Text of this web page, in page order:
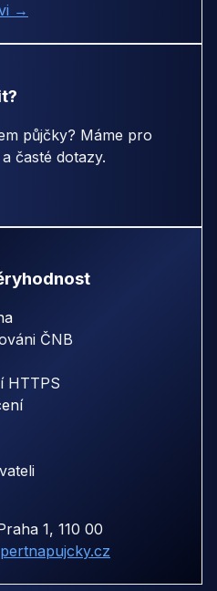
→
půjčky? Máme pro
časté dotazy.
ČNB
HTTPS
1, 110 00